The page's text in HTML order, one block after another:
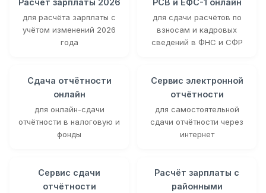
для расчёта зарплаты с
учётом изменений 2026
года
для сдачи расчётов по
взносам и кадровых
сведений в ФНС и СФР
Сдача отчётности
онлайн
для онлайн-сдачи
отчётности в налоговую и
фонды
Сервис электронной
отчётности
для самостоятельной
сдачи отчётности через
интернет
Сервис сдачи
отчётности
Расчёт зарплаты с
районными